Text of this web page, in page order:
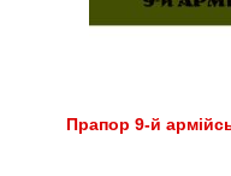
Прапор 9-й